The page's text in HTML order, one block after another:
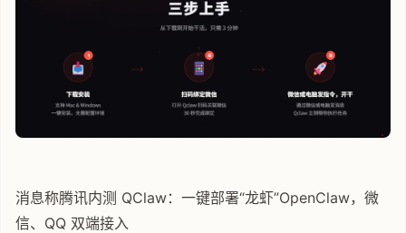
消息称腾讯内测 QClaw：一键部署“龙虾”OpenClaw，微
信、QQ 双端接入